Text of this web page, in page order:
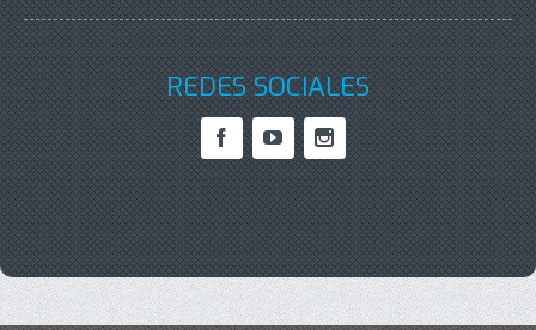
REDES SOCIALES